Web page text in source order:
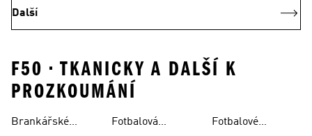
Další
F50 • TKANICKY A DALŠÍ K
PROZKOUMÁNÍ
Brankářské
Fotbalová
Fotbalové